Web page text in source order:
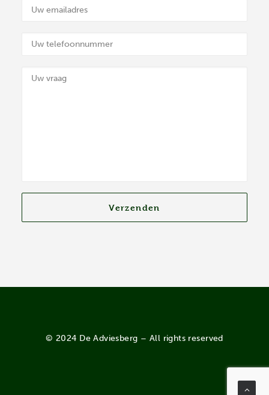
© 2024 De Adviesberg – All rights reserved